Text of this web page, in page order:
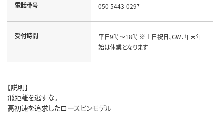
電話番号 050-5443-0297
受付時間
平日9時～18時 ※土日祝日、GW、年末年
始は休業となります
【説明】
飛距離を逃すな。
高初速を追求したロースピンモデル